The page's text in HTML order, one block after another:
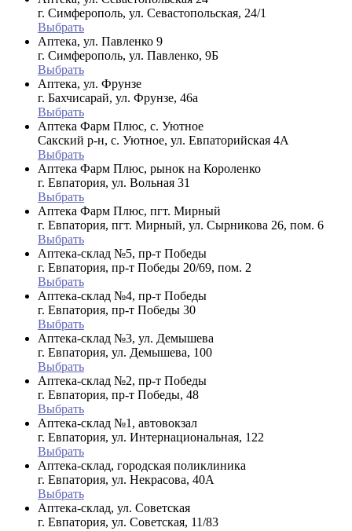
г. Симферополь, ул. Севастопольская, 24/1
Выбрать
Аптека, ул. Павленко 9
г. Симферополь, ул. Павленко, 9Б
Выбрать
Аптека, ул. Фрунзе
г. Бахчисарай, ул. Фрунзе, 46а
Выбрать
Аптека Фарм Плюс, с. Уютное
Сакский р-н, с. Уютное, ул. Евпаторийская 4А
Выбрать
Аптека Фарм Плюс, рынок на Короленко
г. Евпатория, ул. Вольная 31
Выбрать
Аптека Фарм Плюс, пгт. Мирный
г. Евпатория, пгт. Мирный, ул. Сырникова 26, пом. 6
Выбрать
Аптека-склад №5, пр-т Победы
г. Евпатория, пр-т Победы 20/69, пом. 2
Выбрать
Аптека-склад №4, пр-т Победы
г. Евпатория, пр-т Победы 30
Выбрать
Аптека-склад №3, ул. Демышева
г. Евпатория, ул. Демышева, 100
Выбрать
Аптека-склад №2, пр-т Победы
г. Евпатория, пр-т Победы, 48
Выбрать
Аптека-склад №1, автовокзал
г. Евпатория, ул. Интернациональная, 122
Выбрать
Аптека-склад, городская поликлиника
г. Евпатория, ул. Некрасова, 40A
Выбрать
Аптека-склад, ул. Советская
г. Евпатория, ул. Советская, 11/83